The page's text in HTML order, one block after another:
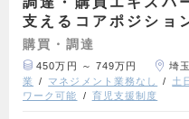
支えるコアポジショ
購買・調達
450万円 ～ 749万円 埼
業
マネジメント業務なし 土
ワーク可能
育児支援制度